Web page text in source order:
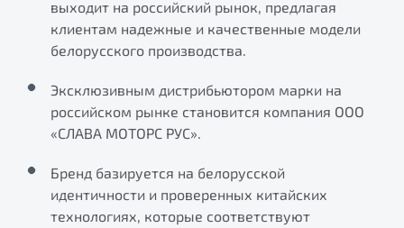
Яркий кроссовер
от 2 219 990 ₽*
Обзор В наличии
S50
Автокредит
Трейд-ин
Ремонт двигателя
Кузовной ремонт
Полная диагностика
Ремонт тормозной системы
Ремонт ходовой части
О дилерском центре
Правовая информация
выходит на российский рынок, предлагая
клиентам надежные и качественные модели
белорусского производства.
Эксклюзивным дистрибьютором марки на
российском рынке становится компания ООО
«СЛАВА МОТОРС РУС».
Бренд базируется на белорусской
идентичности и проверенных китайских
технологиях, которые соответствуют